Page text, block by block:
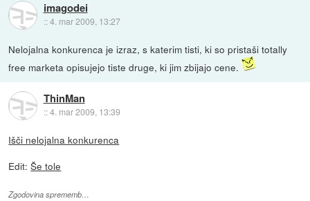
imagodei
::4. mar 2009, 13:27
Nelojalna konkurenca je izraz, s katerim tisti, ki so pristaši totally
free marketa opisujejo tiste druge, ki jim zbijajo cene.
ThinMan
::4. mar 2009, 13:39
Išči nelojalna konkurenca
Edit:Še tole
Zgodovina sprememb…